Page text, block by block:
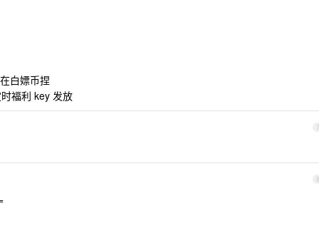
白嫖币捏
福利 key 发放
7
8